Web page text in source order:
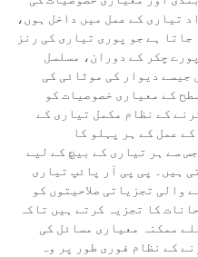
تیاری کے عمل میں داخل ہوں،
ہے جو پوری تیاری کی رنز
چکر کے دوران، مسلسل
جیسے دیوار کی موٹائی کی
کے معیاری خصوصیات کو
کے نظام مکمل تیاری کے
عمل کے ہر پہلو کا
سے ہر تیاری کے بیچ کے لیے
ہیں۔ پی پی آر پائپ تیاری
والی تجزیاتی صلاحیتوں کو
کا تجزیہ کرتے ہیں تاکہ
ممکنہ معیاری مسائل کی
کے نظام فوری طور پر وہ